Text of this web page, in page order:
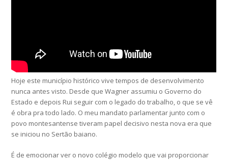
Hoje este município histórico vive tempos de desenvolvimento
nunca antes visto. Desde que Wagner assumiu o Governo do
Estado e depois Rui seguir com o legado do trabalho, o que se vê
é obra pra todo lado. O meu mandato parlamentar junto com o
povo montesantense tiveram papel decisivo nesta nova era que
se iniciou no Sertão baiano.
É de emocionar ver o novo colégio modelo que vai proporcionar